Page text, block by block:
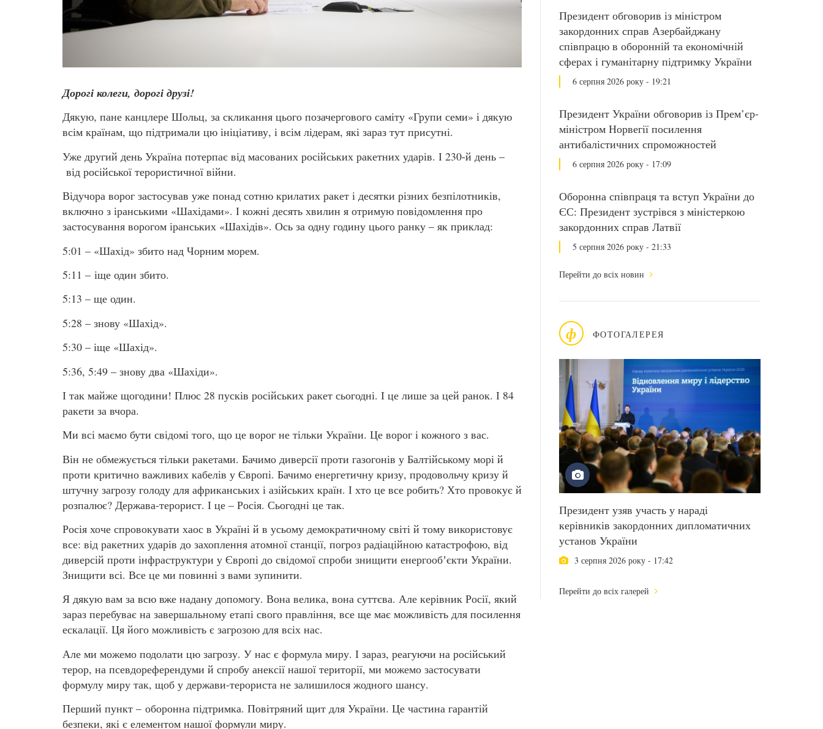
Президент обговорив із міністром
закордонних справ Азербайджану
співпрацю в оборонній та економічній
сферах і гуманітарну підтримку України
6 серпня 2026 року - 19:21
Президент України обговорив із Прем’єр-
міністром Норвегії посилення
антибалістичних спроможностей
6 серпня 2026 року - 17:09
Оборонна співпраця та вступ України до
ЄС: Президент зустрівся з міністеркою
закордонних справ Латвії
5 серпня 2026 року - 21:33
Перейти до всіх новин
ф ФОТОГАЛЕРЕЯ
Президент узяв участь у нараді
керівників закордонних дипломатичних
установ України
3 серпня 2026 року - 17:42
Перейти до всіх галерей
Дорогі колеги, дорогі друзі!
Дякую, пане канцлере Шольц, за скликання цього позачергового саміту «Групи семи» і дякую
всім країнам, що підтримали цю ініціативу, і всім лідерам, які зараз тут присутні.
Уже другий день Україна потерпає від масованих російських ракетних ударів. І 230-й день –
від російської терористичної війни.
Відучора ворог застосував уже понад сотню крилатих ракет і десятки різних безпілотників,
включно з іранськими «Шахідами». І кожні десять хвилин я отримую повідомлення про
застосування ворогом іранських «Шахідів». Ось за одну годину цього ранку – як приклад:
5:01 – «Шахід» збито над Чорним морем.
5:11 – іще один збито.
5:13 – ще один.
5:28 – знову «Шахід».
5:30 – іще «Шахід».
5:36, 5:49 – знову два «Шахіди».
І так майже щогодини! Плюс 28 пусків російських ракет сьогодні. І це лише за цей ранок. І 84
ракети за вчора.
Ми всі маємо бути свідомі того, що це ворог не тільки України. Це ворог і кожного з вас.
Він не обмежується тільки ракетами. Бачимо диверсії проти газогонів у Балтійському морі й
проти критично важливих кабелів у Європі. Бачимо енергетичну кризу, продовольчу кризу й
штучну загрозу голоду для африканських і азійських країн. І хто це все робить? Хто провокує й
розпалює? Держава-терорист. І це – Росія. Сьогодні це так.
Росія хоче спровокувати хаос в Україні й в усьому демократичному світі й тому використовує
все: від ракетних ударів до захоплення атомної станції, погроз радіаційною катастрофою, від
диверсій проти інфраструктури у Європі до свідомої спроби знищити енергообʼєкти України.
Знищити всі. Все це ми повинні з вами зупинити.
Я дякую вам за всю вже надану допомогу. Вона велика, вона суттєва. Але керівник Росії, який
зараз перебуває на завершальному етапі свого правління, все ще має можливість для посилення
ескалації. Ця його можливість є загрозою для всіх нас.
Але ми можемо подолати цю загрозу. У нас є формула миру. І зараз, реагуючи на російський
терор, на псевдореферендуми й спробу анексії нашої території, ми можемо застосувати
формулу миру так, щоб у держави-терориста не залишилося жодного шансу.
Перший пункт – оборонна підтримка. Повітряний щит для України. Це частина гарантій
безпеки, які є елементом нашої формули миру.